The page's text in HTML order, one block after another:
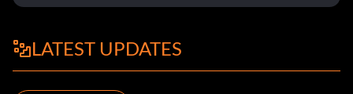
LATEST UPDATES